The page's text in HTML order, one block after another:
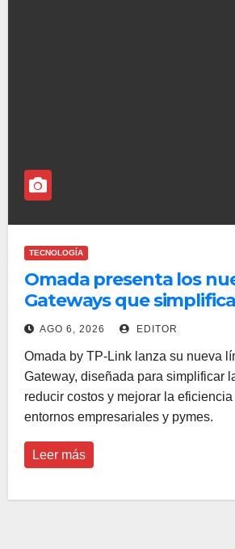
TECNOLOGÍA
Omada presenta los
Gateways que
implementación,
AGO 6, 2026 EDITOR
Omada by TP-Link lanza su nueva
Gateway, diseñada para simplificar
reducir costos y mejorar la
entornos empresariales y pymes.
Leer más